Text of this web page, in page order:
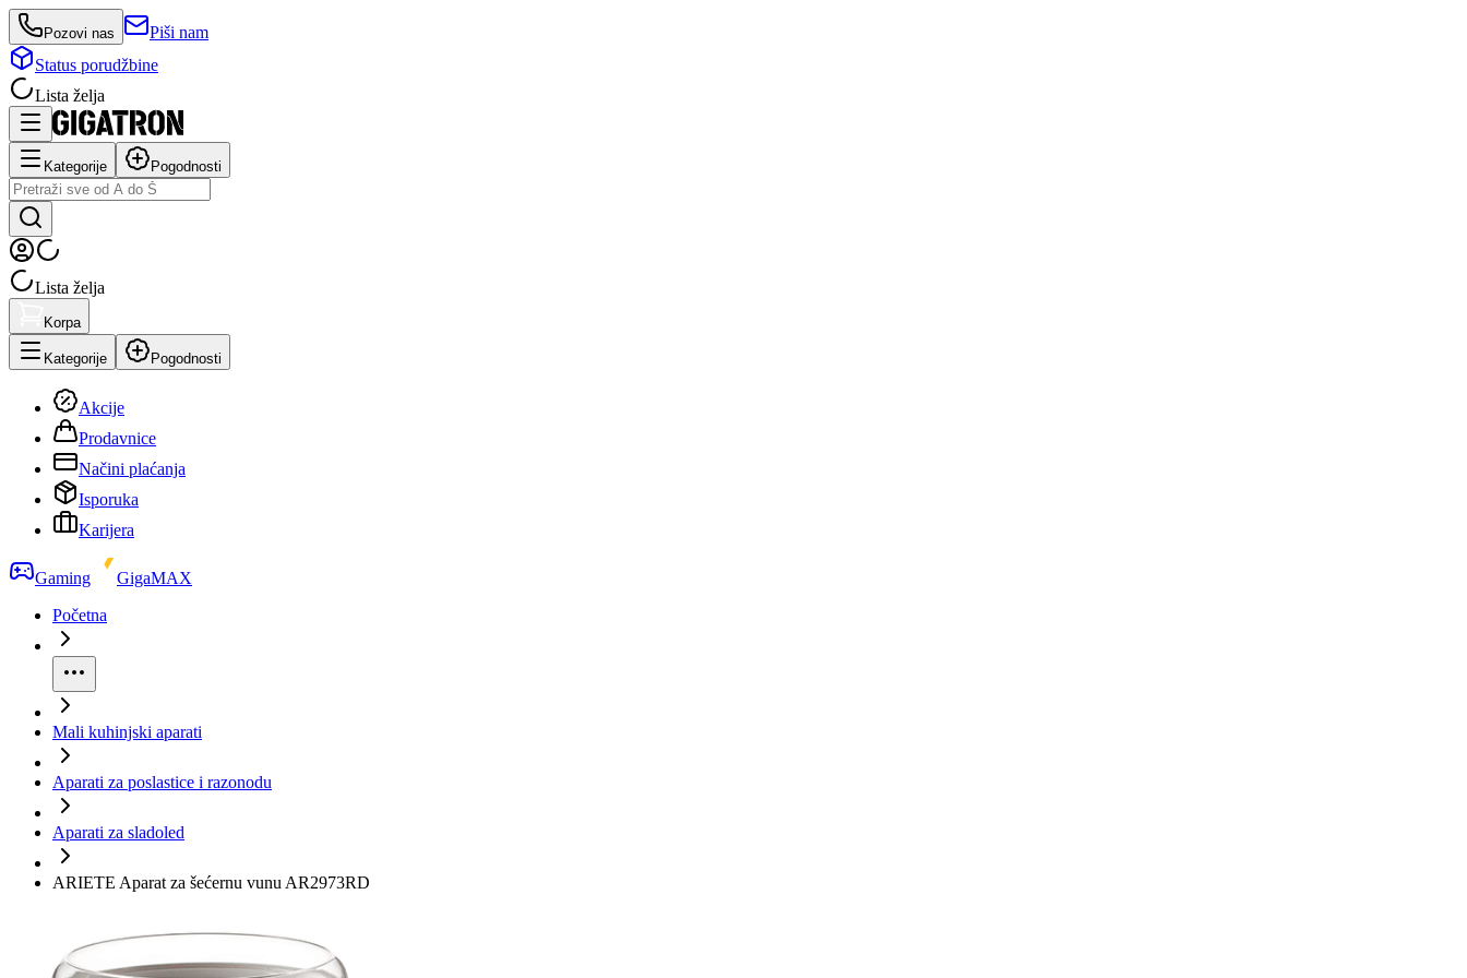
Pozovi nas
Piši nam
Status porudžbine
Lista želja
Kategorije Pogodnosti
Lista želja
Korpa
Kategorije Pogodnosti
Akcije
Prodavnice
Načini plaćanja
Isporuka
Karijera
Gaming
GigaMAX
Početna
Mali kuhinjski aparati
Aparati za poslastice i razonodu
Aparati za sladoled
ARIETE Aparat za šećernu vunu AR2973RD